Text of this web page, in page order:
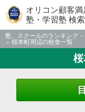
オリコン顧客
塾・学習塾 検索
塾、スクールのランキング
桜本町周辺の校舎一覧